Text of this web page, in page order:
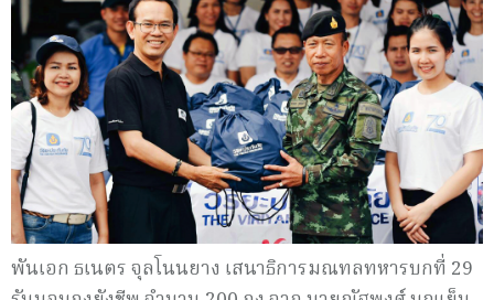
พันเอก ธเนตร จุลโนนยาง เสนาธิการมณทลทหารบกที่ 29